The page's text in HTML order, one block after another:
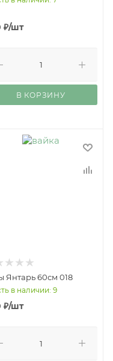
₽/шт
В КОРЗИНУ
Янтарь 60см 018
в наличии: 9
₽/шт